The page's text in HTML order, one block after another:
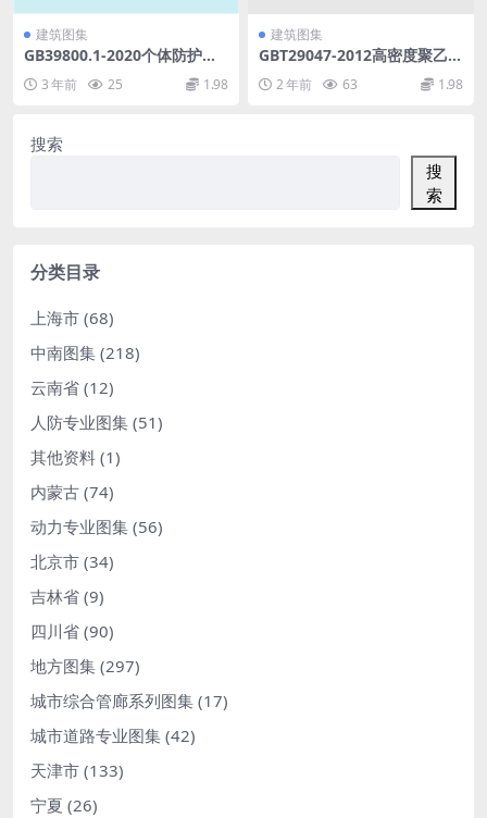
建筑图集
GB39800.1-2020个体防护装
备配备规范第1部分：总则(2.2
1MB)1dea60398ddad84b.p
3 年前 25 1.98
建筑图集
GBT29047-2012高密度聚乙烯
外护管硬质聚氨酯泡沫塑料预
制直埋保温管及管件.rar
2 年前 63 1.98
搜索
搜
索
分类目录
上海市 (68)
中南图集 (218)
云南省 (12)
人防专业图集 (51)
其他资料 (1)
内蒙古 (74)
动力专业图集 (56)
北京市 (34)
吉林省 (9)
四川省 (90)
地方图集 (297)
城市综合管廊系列图集 (17)
城市道路专业图集 (42)
天津市 (133)
宁夏 (26)